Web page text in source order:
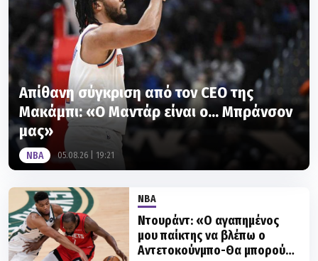
Απίθανη σύγκριση από τον CEO της
Μακάμπι: «Ο Μαντάρ είναι ο... Μπράνσον
μας»
NBA 05.08.26 | 19:21
NBA
Ντουράντ: «Ο αγαπημένος
μου παίκτης να βλέπω ο
Αντετοκούνμπο-Θα μπορούσε